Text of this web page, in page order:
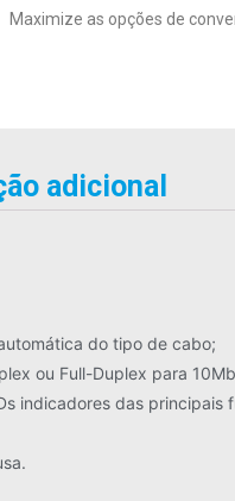
Maximize as opções de
adicional
do tipo de cabo;
ou Full-Duplex para
indicadores das principais